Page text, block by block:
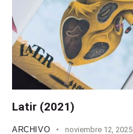
Latir (2021)
ARCHIVO noviembre 12, 2025